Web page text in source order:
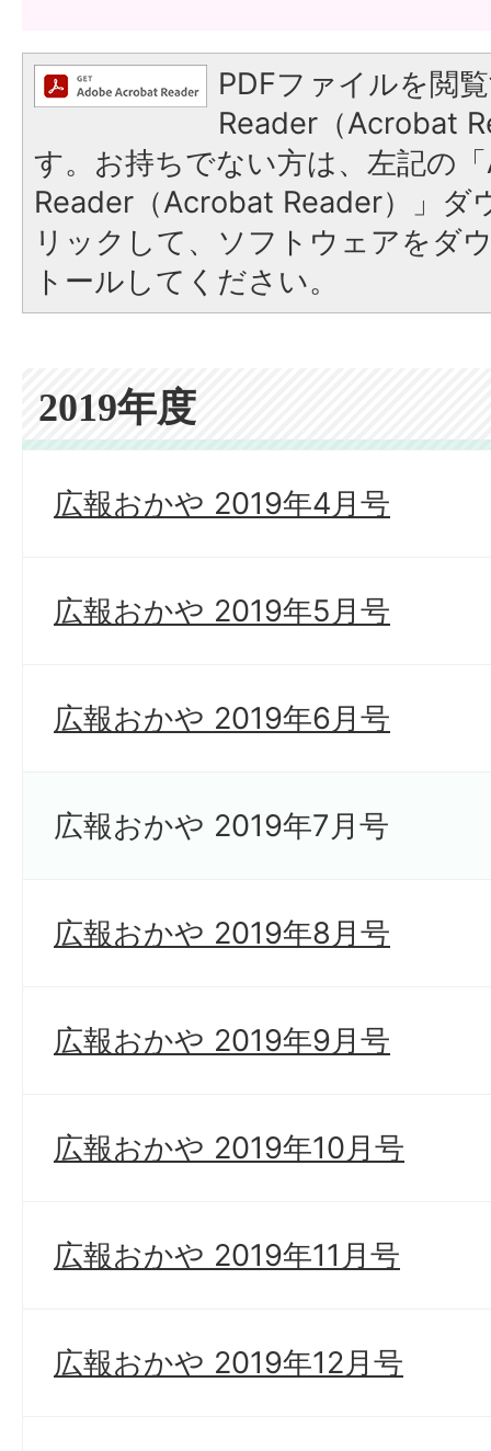
PDFファイルを閲
Reader（Acrobat
す。お持ちでない方は、左記の
Reader（Acrobat Reader）」ダ
リックして、ソフトウェアをダ
トールしてください。
2019年度
広報おかや 2019年4月号
広報おかや 2019年5月号
広報おかや 2019年6月号
広報おかや 2019年7月号
広報おかや 2019年8月号
広報おかや 2019年9月号
広報おかや 2019年10月号
広報おかや 2019年11月号
広報おかや 2019年12月号